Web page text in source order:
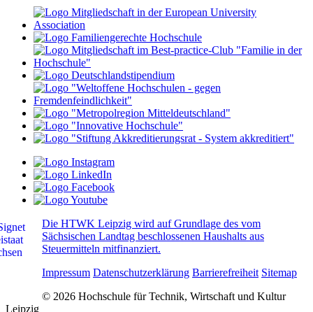
Die HTWK Leipzig wird auf Grundlage des vom
Sächsischen Landtag beschlossenen Haushalts aus
Steuermitteln mitfinanziert.
Impressum Datenschutzerklärung Barrierefreiheit Sitemap
© 2026 Hochschule für Technik, Wirtschaft und Kultur
Leipzig